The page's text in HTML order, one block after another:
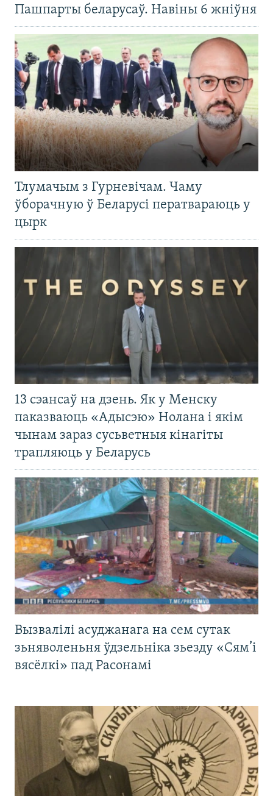
Пашпарты беларусаў. Навіны 6 жніўня
Тлумачым з Гурневічам. Чаму
ўборачную ў Беларусі ператвараюць у
цырк
13 сэансаў на дзень. Як у Менску
паказваюць «Адысэю» Нолана і якім
чынам зараз сусьветныя кінагіты
трапляюць у Беларусь
Вызвалілі асуджанага на сем сутак
зьняволеньня ўдзельніка зьезду «Сям’і
вясёлкі» пад Расонамі